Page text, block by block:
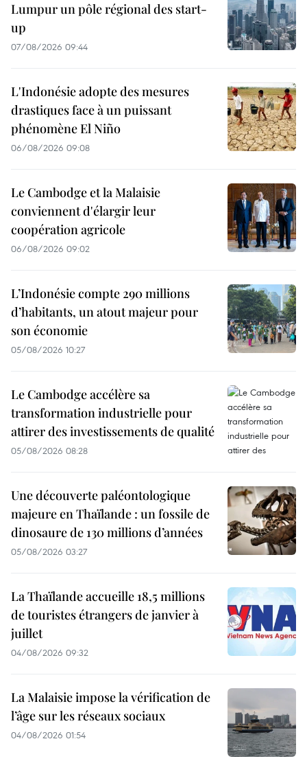
Lumpur un pôle régional des start-
up
07/08/2026 09:44
L'Indonésie adopte des mesures
drastiques face à un puissant
phénomène El Niño
06/08/2026 09:08
Le Cambodge et la Malaisie
conviennent d'élargir leur
coopération agricole
06/08/2026 09:02
L’Indonésie compte 290 millions
d’habitants, un atout majeur pour
son économie
05/08/2026 10:27
Le Cambodge accélère sa
transformation industrielle pour
attirer des investissements de qualité
05/08/2026 08:28
Une découverte paléontologique
majeure en Thaïlande : un fossile de
dinosaure de 130 millions d’années
05/08/2026 03:27
La Thaïlande accueille 18,5 millions
de touristes étrangers de janvier à
juillet
04/08/2026 09:32
La Malaisie impose la vérification de
l’âge sur les réseaux sociaux
04/08/2026 01:54